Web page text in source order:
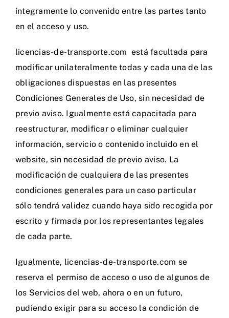
íntegramente lo convenido entre las partes tanto
en el acceso y uso.
licencias-de-transporte.com está facultada para
modificar unilateralmente todas y cada una de las
obligaciones dispuestas en las presentes
Condiciones Generales de Uso, sin necesidad de
previo aviso. Igualmente está capacitada para
reestructurar, modificar o eliminar cualquier
información, servicio o contenido incluido en el
website, sin necesidad de previo aviso. La
modificación de cualquiera de las presentes
condiciones generales para un caso particular
sólo tendrá validez cuando haya sido recogida por
escrito y firmada por los representantes legales
de cada parte.
Igualmente, licencias-de-transporte.com se
reserva el permiso de acceso o uso de algunos de
los Servicios del web, ahora o en un futuro,
pudiendo exigir para su acceso la condición de